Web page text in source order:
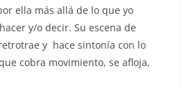
ella más allá de lo que yo
y/o decir. Su escena de
y hace sintonía con lo
cobra movimiento, se afloja,